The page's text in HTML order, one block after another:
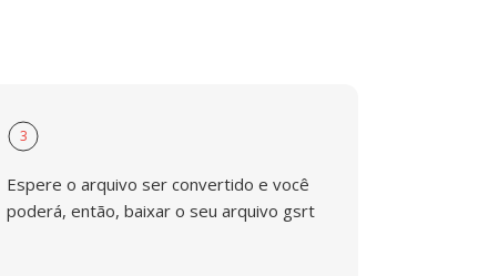
3
Espere o arquivo ser convertido e você
poderá, então, baixar o seu arquivo gsrt